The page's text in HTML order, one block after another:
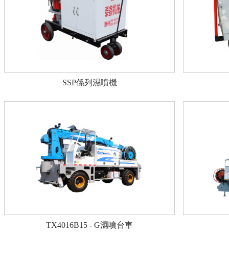
SSP係列濕噴機
TX4016B15 - G濕噴台車